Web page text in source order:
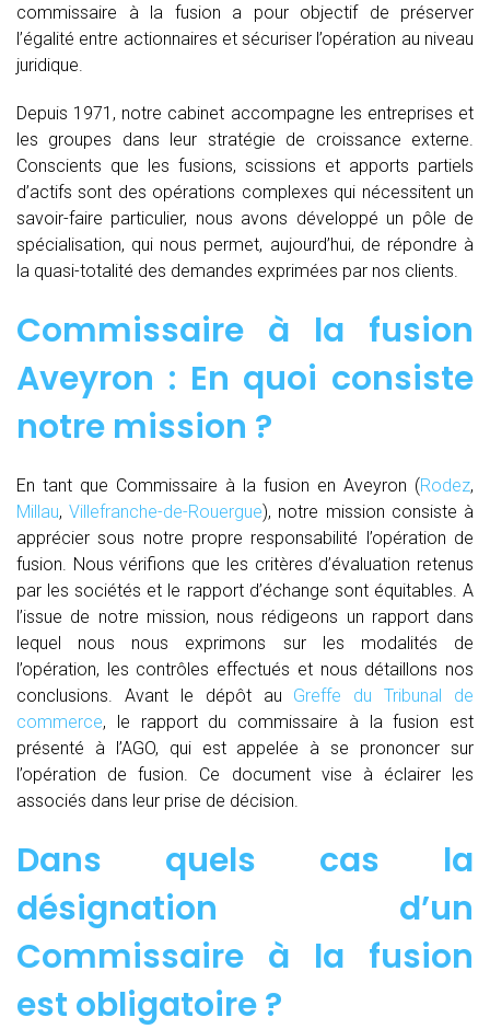
commissaire à la fusion
a pour objectif de préserver
l’égalité entre actionnaires et sécuriser l’opération au niveau
juridique.
Depuis 1971, notre cabinet accompagne les entreprises et
les groupes dans leur stratégie de croissance externe.
Conscients que les fusions, scissions et apports partiels
d’actifs sont des opérations complexes qui nécessitent un
savoir-faire particulier, nous avons développé un pôle de
spécialisation, qui nous permet, aujourd’hui, de répondre à
la quasi-totalité des demandes exprimées par nos clients.
Commissaire à la fusion
Aveyron : En quoi consiste
notre mission ?
En tant que Commissaire à la fusion en Aveyron (Rodez,
Millau,Villefranche-de-Rouergue), notre mission consiste à
apprécier sous notre propre responsabilité l’opération de
fusion. Nous vérifions que les critères d’évaluation retenus
par les sociétés et le rapport d’échange sont équitables. A
l’issue de notre mission, nous rédigeons un rapport dans
lequel nous nous exprimons sur les modalités de
l’opération, les contrôles effectués et nous détaillons nos
conclusions. Avant le dépôt au Greffe du Tribunal de
commerce, le rapport du commissaire à la fusion est
présenté à l’AGO, qui est appelée à se prononcer sur
l’opération de fusion. Ce document vise à éclairer les
associés dans leur prise de décision.
Dans quels cas la
désignation d’un
Commissaire à la fusion
est obligatoire ?